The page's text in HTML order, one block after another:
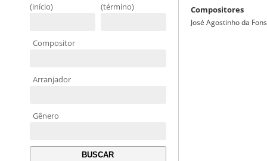
(início)
(término)
Compositor
Arranjador
Gênero
Compositores
José Agostinho da